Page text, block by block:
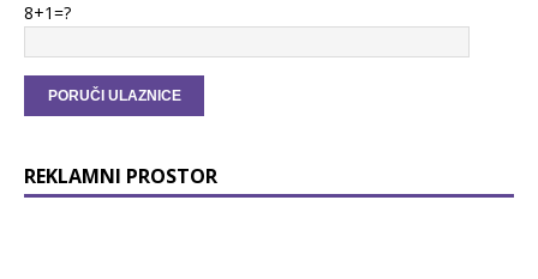
8+1=?
REKLAMNI PROSTOR